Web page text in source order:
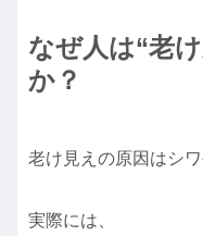
なぜ人は“老
か？
老け見えの原因はシ
実際には、